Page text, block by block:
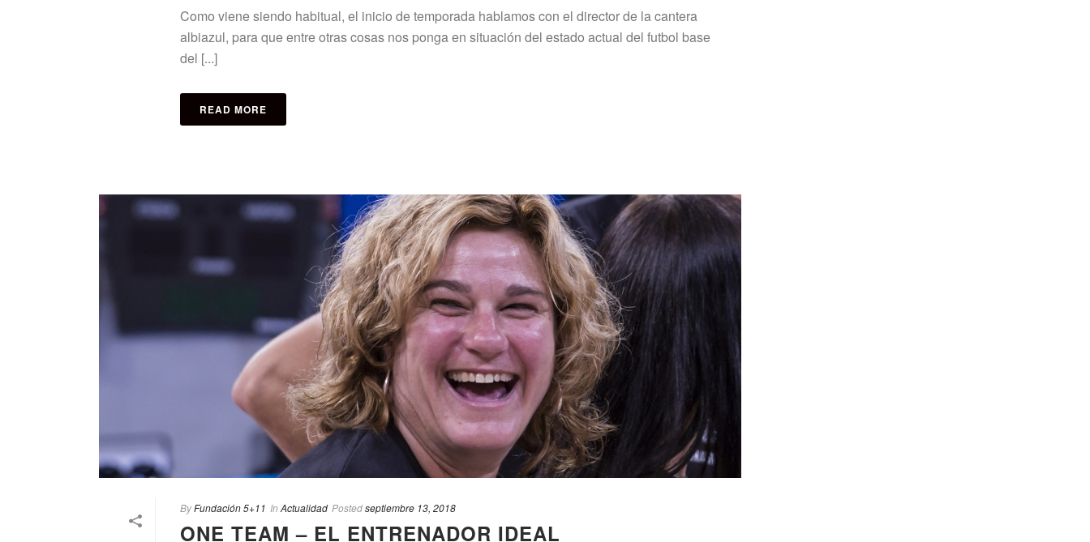
Como viene siendo habitual, el inicio de temporada hablamos con el director de la cantera
albiazul, para que entre otras cosas nos ponga en situación del estado actual del futbol base
del [...]
READ MORE
ByFundación 5+11 In Actualidad Postedseptiembre 13, 2018
ONE TEAM – EL ENTRENADOR IDEAL